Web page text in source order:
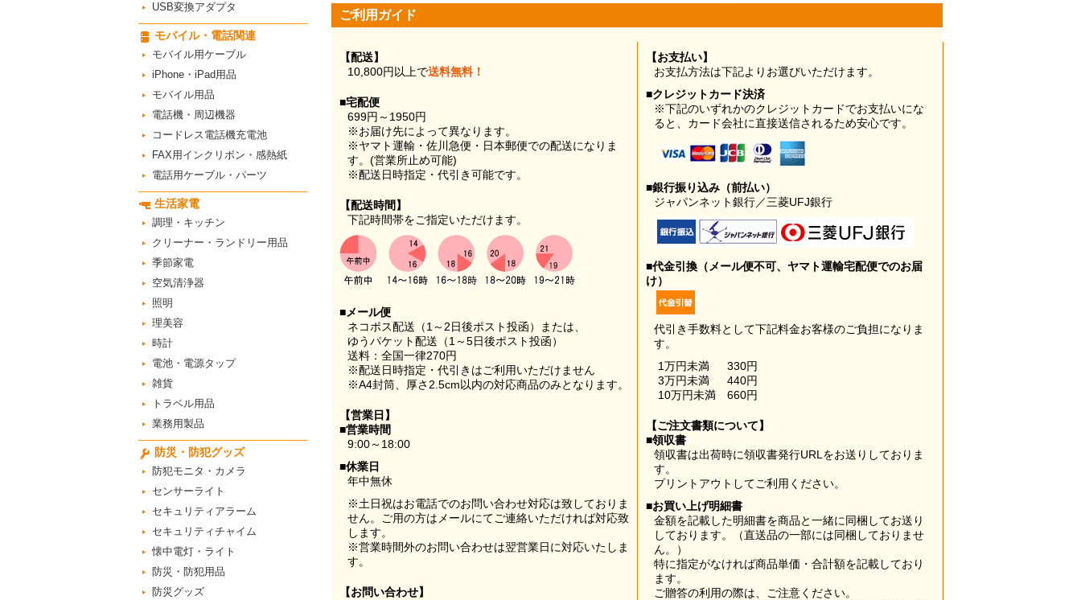
USB変換アダプタ
モバイル・電話関連
モバイル用ケーブル
iPhone・iPad用品
モバイル用品
電話機・周辺機器
コードレス電話機充電池
FAX用インクリボン・感熱紙
電話用ケーブル・パーツ
生活家電
調理・キッチン
クリーナー・ランドリー用品
季節家電
空気清浄器
照明
理美容
時計
電池・電源タップ
雑貨
トラベル用品
業務用製品
防災・防犯グッズ
防犯モニタ・カメラ
センサーライト
セキュリティアラーム
セキュリティチャイム
懐中電灯・ライト
防災・防犯用品
防災グッズ
ご利用ガイド
【配送】
10,800円以上で送料無料！
■宅配便
699円～1950円
※お届け先によって異なります。
※ヤマト運輸・佐川急便・日本郵便での配送になりま
す。(営業所止め可能)
※配送日時指定・代引き可能です。
【配送時間】
下記時間帯をご指定いただけます。
■メール便
ネコポス配送（1～2日後ポスト投函）または、
ゆうパケット配送（1～5日後ポスト投函）
送料：全国一律270円
※配送日時指定・代引きはご利用いただけません
※A4封筒、厚さ2.5cm以内の対応商品のみとなります。
【営業日】
■営業時間
9:00～18:00
■休業日
年中無休
※土日祝はお電話でのお問い合わせ対応は致しておりま
せん。ご用の方はメールにてご連絡いただければ対応致
します。
※営業時間外のお問い合わせは翌営業日に対応いたしま
す。
【お問い合わせ】
【お支払い】
お支払方法は下記よりお選びいただけます。
■クレジットカード決済
※下記のいずれかのクレジットカードでお支払いにな
ると、カード会社に直接送信されるため安心です。
■銀行振り込み（前払い）
ジャパンネット銀行／三菱UFJ銀行
■代金引換（メール便不可、ヤマト運輸宅配便でのお届
け）
代引き手数料として下記料金お客様のご負担になりま
す。
1万円未満
330円
3万円未満
440円
10万円未満
660円
【ご注文書類について】
■領収書
領収書は出荷時に領収書発行URLをお送りしておりま
す。
プリントアウトしてご利用ください。
■お買い上げ明細書
金額を記載した明細書を商品と一緒に同梱してお送り
しております。（直送品の一部には同梱しておりませ
ん。）
特に指定がなければ商品単価・合計額を記載しており
ます。
ご贈答の利用の際は、ご注意ください。